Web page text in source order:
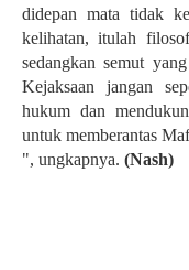
didepan mata tidak
kelihatan, itulah
sedangkan semut
Kejaksaan jangan
hukum dan
untuk memberantas
", ungkapnya. (Nash)